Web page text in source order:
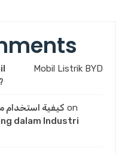
Mobil Listrik BYD
كيفية استخدام on
dalam Industri